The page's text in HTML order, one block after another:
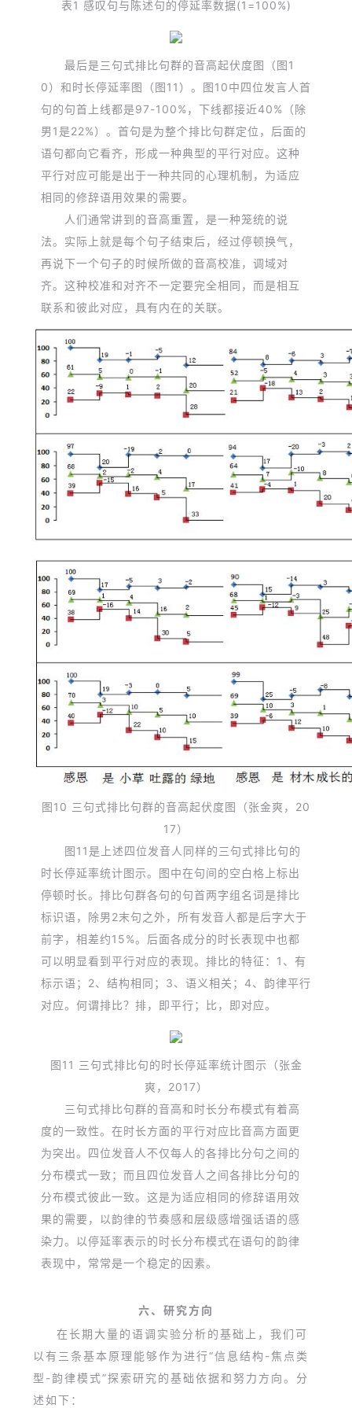
表1 感叹句与陈述句的停延率数据(1=100%)
最后是三句式排比句群的音高起伏度图（图1
0）和时长停延率图（图11）。图10中四位发言人首
句的句首上线都是97-100%，下线都接近40%（除
男1是22%）。首句是为整个排比句群定位，后面的
语句都向它看齐，形成一种典型的平行对应。这种
平行对应可能是出于一种共同的心理机制，为适应
相同的修辞语用效果的需要。
人们通常讲到的音高重置，是一种笼统的说
法。实际上就是每个句子结束后，经过停顿换气，
再说下一个句子的时候所做的音高校准，调域对
齐。这种校准和对齐不一定要完全相同，而是相互
联系和彼此对应，具有内在的关联。
图10 三句式排比句群的音高起伏度图
（张金爽，20
17）
图11是上述四位发音人同样的三句式排比句的
时长停延率统计图示。图中在句间的空白格上标出
停顿时长。排比句群各句的句首两字组名词是排比
标识语，除男2末句之外，所有发音人都是后字大于
前字，相差约15%。后面各成分的时长表现中也都
可以明显看到平行对应的表现。排比的特征：1、有
标示语；2、结构相同；3、语义相关；4、韵律平行
对应。何谓排比？排，即平行；比，即对应。
图11 三句式排比句的时长停延率统计图示 （张金
爽，2017）
三句式排比句群的音高和时长分布模式有着高
度的一致性。在时长方面的平行对应比音高方面更
为突出。四位发音人不仅每人的各排比分句之间的
分布模式一致；而且四位发音人之间各排比分句的
分布模式彼此一致。这是为适应相同的修辞语用效
果的需要，以韵律的节奏感和层级感增强话语的感
染力。以停延率表示的时长分布模式在语句的韵律
表现中，常常是一个稳定的因素。
六、研究方向
在长期大量的语调实验分析的基础上，我们可
以有三条基本原理能够作为进行“信息结构-焦点类
型-韵律模式”探索研究的基础依据和努力方向。分
述如下：